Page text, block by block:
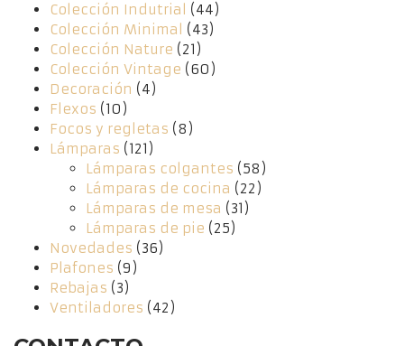
Colección Indutrial
(44)
Colección Minimal
(43)
Colección Nature (21)
Colección Vintage (60)
Decoración (4)
Flexos (10)
Focos y regletas (8)
Lámparas (121)
Lámparas colgantes (58)
Lámparas de cocina (22)
Lámparas de mesa (31)
Lámparas de pie (25)
Novedades (36)
Plafones (9)
Rebajas (3)
Ventiladores (42)